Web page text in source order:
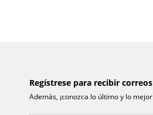
Regístrese para recibir
Además, ¡conozca lo último y lo